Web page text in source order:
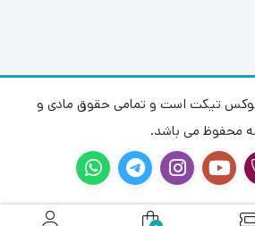
تیکت است و تمامی حقوق مادی و
محفوظ می باشد.